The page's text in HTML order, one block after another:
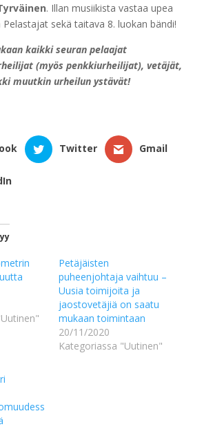
. Illan musiikista vastaa upea
sekä taitava 8. luokan bändi!
kaikki seuran pelaajat
(myös penkkiurheilijat), vetäjät,
muutkin urheilun ystävät!
Twitter Gmail
Petäjäisten
puheenjohtaja vaihtuu –
Uusia toimijoita ja
jaostovetäjiä on saatu
mukaan toimintaan
20/11/2020
Kategoriassa "Uutinen"